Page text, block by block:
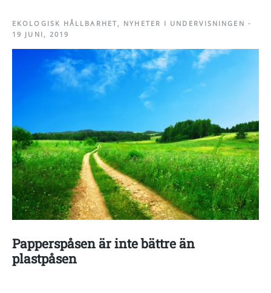
EKOLOGISK HÅLLBARHET, NYHETER I UNDERVISNINGEN -
19 JUNI, 2019
Papperspåsen är inte bättre än
plastpåsen